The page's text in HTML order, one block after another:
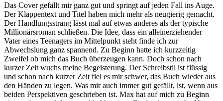
Das Cover gefällt mir ganz gut und springt auf jeden Fall ins Auge.
Der Klappentext und Titel haben mich mehr als neugierig gemacht.
Der Handlungsstrang lässt mal auf etwas anderes als der typische
Millionärsroman schließen. Die Idee, dass ein alleinerziehender
Vater eines Teenagers im Mittelpunkt steht finde ich zur
Abwechslung ganz spannend. Zu Beginn hatte ich kurzzeitig
Zweifel ob mich das Buch überzeugen kann. Doch schon nach
kurzer Zeit wuchs meine Begeisterung. Der Schreibstil ist flüssig
und schon nach kurzer Zeit fiel es mir schwer, das Buch wieder aus
den Händen zu legen. Was mir auch immer gut gefällt, ist, wenn aus
beiden Perspektiven geschrieben ist. Max hat auf mich zu Beginn